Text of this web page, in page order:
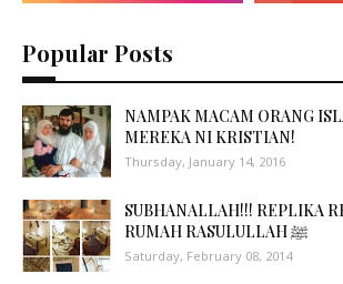
Popular Posts
NAMPAK MACAM ORANG
MEREKA NI KRISTIAN!
Thursday, January 14, 2016
SUBHANALLAH!!! REPLIKA
RUMAH RASULULLAH ﷺ
Saturday, February 08, 2014